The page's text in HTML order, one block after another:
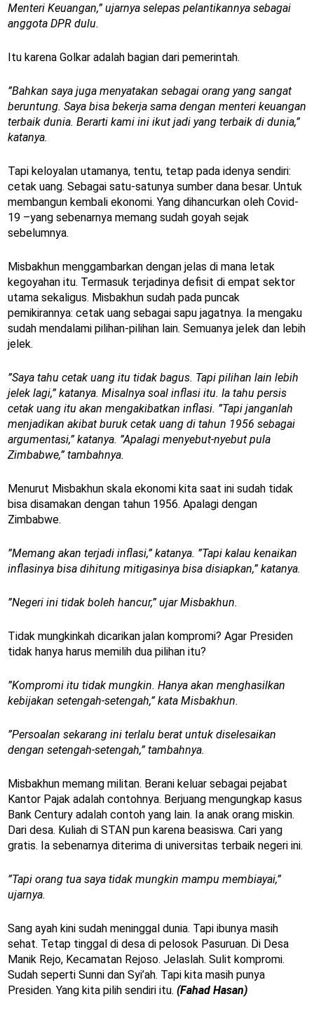
Menteri Keuangan,” ujarnya selepas pelantikannya sebagai
anggota DPR dulu.
Itu karena Golkar adalah bagian dari pemerintah.
”Bahkan saya juga menyatakan sebagai orang yang sangat
beruntung. Saya bisa bekerja sama dengan menteri keuangan
terbaik dunia. Berarti kami ini ikut jadi yang terbaik di dunia,”
katanya.
Tapi keloyalan utamanya, tentu, tetap pada idenya sendiri:
cetak uang. Sebagai satu-satunya sumber dana besar. Untuk
membangun kembali ekonomi. Yang dihancurkan oleh Covid-
19 –yang sebenarnya memang sudah goyah sejak
sebelumnya.
Misbakhun menggambarkan dengan jelas di mana letak
kegoyahan itu. Termasuk terjadinya defisit di empat sektor
utama sekaligus. Misbakhun sudah pada puncak
pemikirannya: cetak uang sebagai sapu jagatnya. Ia mengaku
sudah mendalami pilihan-pilihan lain. Semuanya jelek dan lebih
jelek.
”Saya tahu cetak uang itu tidak bagus. Tapi pilihan lain lebih
jelek lagi,” katanya. Misalnya soal inflasi itu. Ia tahu persis
cetak uang itu akan mengakibatkan inflasi. ”Tapi janganlah
menjadikan akibat buruk cetak uang di tahun 1956 sebagai
argumentasi,” katanya. ”Apalagi menyebut-nyebut pula
Zimbabwe,” tambahnya.
Menurut Misbakhun skala ekonomi kita saat ini sudah tidak
bisa disamakan dengan tahun 1956. Apalagi dengan
Zimbabwe.
”Memang akan terjadi inflasi,” katanya. ”Tapi kalau kenaikan
inflasinya bisa dihitung mitigasinya bisa disiapkan,” katanya.
”Negeri ini tidak boleh hancur,” ujar Misbakhun.
Tidak mungkinkah dicarikan jalan kompromi? Agar Presiden
tidak hanya harus memilih dua pilihan itu?
”Kompromi itu tidak mungkin. Hanya akan menghasilkan
kebijakan setengah-setengah,” kata Misbakhun.
”Persoalan sekarang ini terlalu berat untuk diselesaikan
dengan setengah-setengah,” tambahnya.
Misbakhun memang militan. Berani keluar sebagai pejabat
Kantor Pajak adalah contohnya. Berjuang mengungkap kasus
Bank Century adalah contoh yang lain. Ia anak orang miskin.
Dari desa. Kuliah di STAN pun karena beasiswa. Cari yang
gratis. Ia sebenarnya diterima di universitas terbaik negeri ini.
”Tapi orang tua saya tidak mungkin mampu membiayai,”
ujarnya.
Sang ayah kini sudah meninggal dunia. Tapi ibunya masih
sehat. Tetap tinggal di desa di pelosok Pasuruan. Di Desa
Manik Rejo, Kecamatan Rejoso. Jelaslah. Sulit kompromi.
Sudah seperti Sunni dan Syi’ah. Tapi kita masih punya
Presiden. Yang kita pilih sendiri itu. (Fahad Hasan)